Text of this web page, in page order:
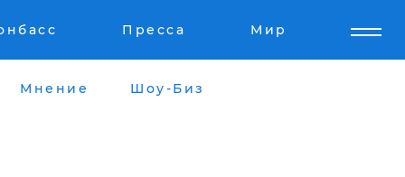
Пресса Мир
Мнение Шоу-Биз